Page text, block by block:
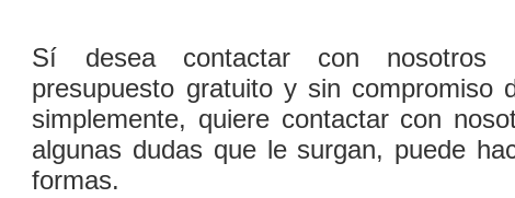
Sí­ desea contactar con nosotros
presupuesto gratuito y sin compromiso
simplemente, quiere contactar con
algunas dudas que le surgan, puede
formas.